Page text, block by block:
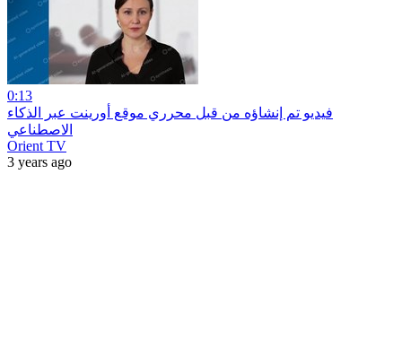
0:13
فيديو تم إنشاؤه من قبل محرري موقع أورينت عبر الذكاء
الاصطناعي
Orient TV
3 years ago